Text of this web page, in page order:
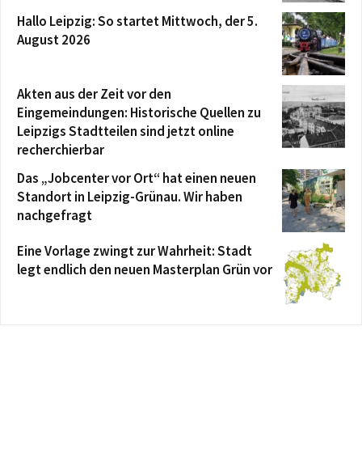
Hallo Leipzig: So startet Mittwoch, der 5.
August 2026
Akten aus der Zeit vor den
Eingemeindungen: Historische Quellen zu
Leipzigs Stadtteilen sind jetzt online
recherchierbar
Das „Jobcenter vor Ort“ hat einen neuen
Standort in Leipzig-Grünau. Wir haben
nachgefragt
Eine Vorlage zwingt zur Wahrheit: Stadt
legt endlich den neuen Masterplan Grün vor